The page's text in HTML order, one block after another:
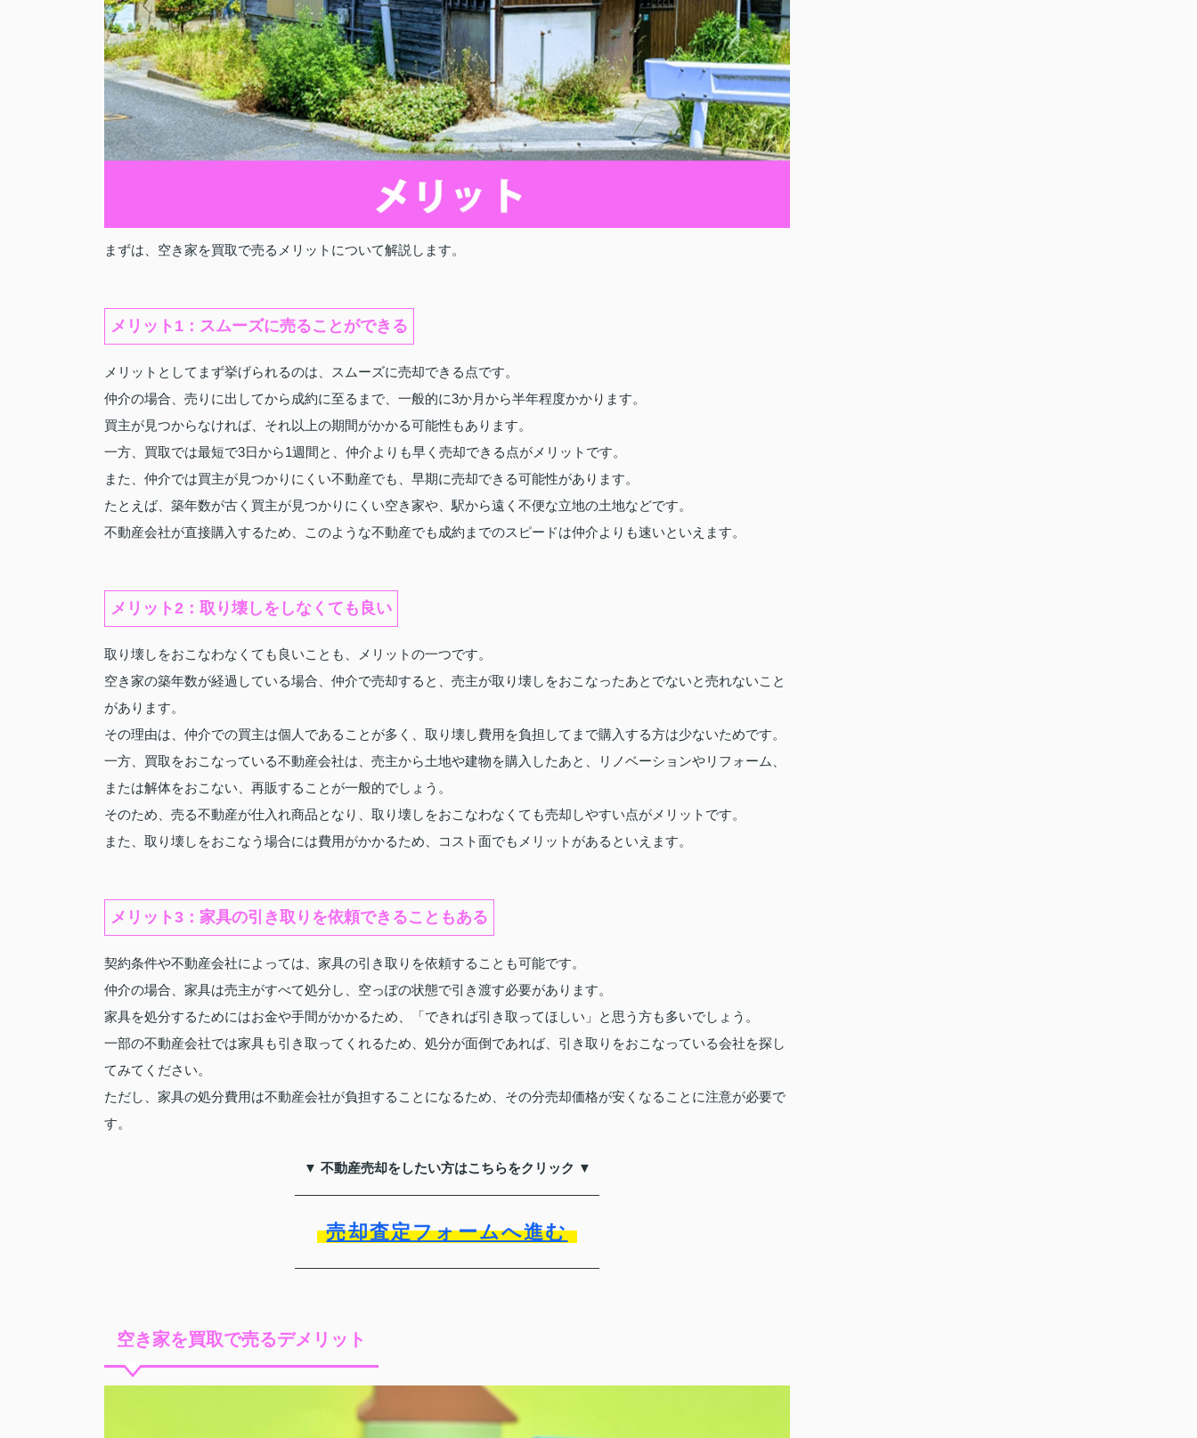
まずは、空き家を買取で売るメリットについて解説します。
メリット1：スムーズに売ることができる
メリットとしてまず挙げられるのは、スムーズに売却できる点です。
仲介の場合、売りに出してから成約に至るまで、一般的に3か月から半年程度かかります。
買主が見つからなければ、それ以上の期間がかかる可能性もあります。
一方、買取では最短で3日から1週間と、仲介よりも早く売却できる点がメリットです。
また、仲介では買主が見つかりにくい不動産でも、早期に売却できる可能性があります。
たとえば、築年数が古く買主が見つかりにくい空き家や、駅から遠く不便な立地の土地などです。
不動産会社が直接購入するため、このような不動産でも成約までのスピードは仲介よりも速いといえます。
メリット2：取り壊しをしなくても良い
取り壊しをおこなわなくても良いことも、メリットの一つです。
空き家の築年数が経過している場合、仲介で売却すると、売主が取り壊しをおこなったあとでないと売れないこと
があります。
その理由は、仲介での買主は個人であることが多く、取り壊し費用を負担してまで購入する方は少ないためです。
一方、買取をおこなっている不動産会社は、売主から土地や建物を購入したあと、リノベーションやリフォーム、
または解体をおこない、再販することが一般的でしょう。
そのため、売る不動産が仕入れ商品となり、取り壊しをおこなわなくても売却しやすい点がメリットです。
また、取り壊しをおこなう場合には費用がかかるため、コスト面でもメリットがあるといえます。
メリット3：家具の引き取りを依頼できることもある
契約条件や不動産会社によっては、家具の引き取りを依頼することも可能です。
仲介の場合、家具は売主がすべて処分し、空っぽの状態で引き渡す必要があります。
家具を処分するためにはお金や手間がかかるため、「できれば引き取ってほしい」と思う方も多いでしょう。
一部の不動産会社では家具も引き取ってくれるため、処分が面倒であれば、引き取りをおこなっている会社を探し
てみてください。
ただし、家具の処分費用は不動産会社が負担することになるため、その分売却価格が安くなることに注意が必要で
す。
▼ 不動産売却をしたい方はこちらをクリック ▼
売却査定フォームへ進む
空き家を買取で売るデメリット